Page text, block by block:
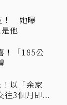
！ 她曝
他
！「185公
以「余家
3個月即...